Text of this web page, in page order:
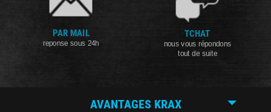
PAR MAIL
reponse sous 24h
TCHAT
nous vous répondons
tout de suite
AVANTAGES KRAX